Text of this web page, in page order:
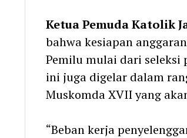
Ketua Pemuda Katolik
bahwa kesiapan
Pemilu mulai dari seleksi
ini juga digelar dalam
Muskomda XVII yang
“Beban kerja